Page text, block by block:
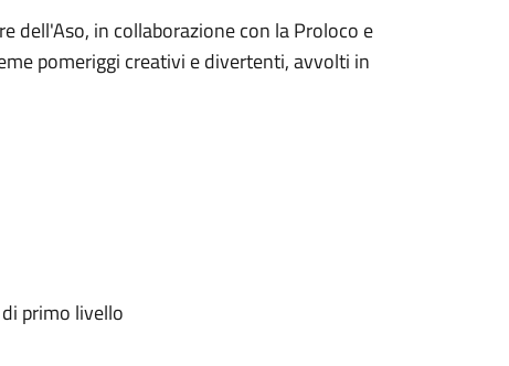
dell'Aso, in collaborazione con la Proloco e
pomeriggi creativi e divertenti, avvolti in
primo livello